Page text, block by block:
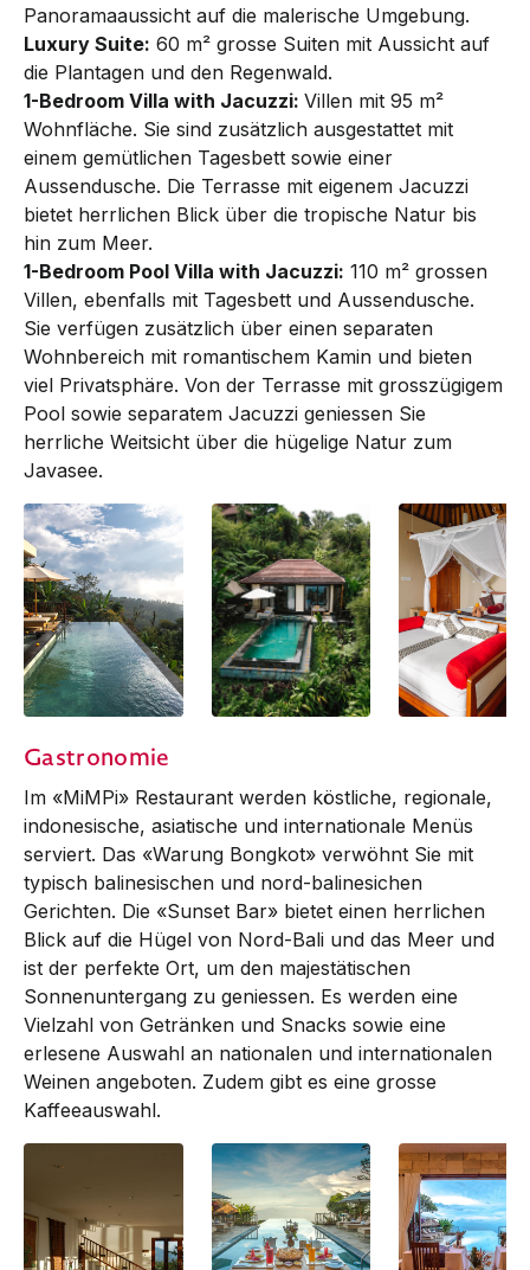
Panoramaaussicht auf die malerische Umgebung.
Luxury Suite: 60 m² grosse Suiten mit Aussicht auf
die Plantagen und den Regenwald.
1-Bedroom Villa with Jacuzzi: Villen mit 95 m²
Wohnfläche. Sie sind zusätzlich ausgestattet mit
einem gemütlichen Tagesbett sowie einer
Aussendusche. Die Terrasse mit eigenem Jacuzzi
bietet herrlichen Blick über die tropische Natur bis
hin zum Meer.
1-Bedroom Pool Villa with Jacuzzi: 110 m² grossen
Villen, ebenfalls mit Tagesbett und Aussendusche.
Sie verfügen zusätzlich über einen separaten
Wohnbereich mit romantischem Kamin und bieten
viel Privatsphäre. Von der Terrasse mit grosszügigem
Pool sowie separatem Jacuzzi geniessen Sie
herrliche Weitsicht über die hügelige Natur zum
Javasee.
Villa with Jacuzzi
Gastronomie
Im «MiMPi» Restaurant werden köstliche, regionale,
indonesische, asiatische und internationale Menüs
serviert. Das «Warung Bongkot» verwöhnt Sie mit
typisch balinesischen und nord-balinesichen
Gerichten. Die «Sunset Bar» bietet einen herrlichen
Blick auf die Hügel von Nord-Bali und das Meer und
ist der perfekte Ort, um den majestätischen
Sonnenuntergang zu geniessen. Es werden eine
Vielzahl von Getränken und Snacks sowie eine
erlesene Auswahl an nationalen und internationalen
Weinen angeboten. Zudem gibt es eine grosse
Kaffeeauswahl.